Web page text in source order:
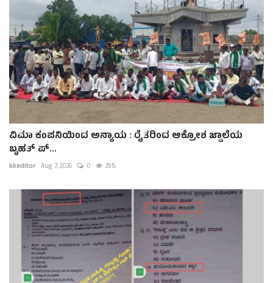
ವಿಮಾ ಕಂಪನಿಯಿಂದ ಅನ್ಯಾಯ : ರೈತರಿಂದ ಆಕ್ರೋಶ ಜ್ವಾಲೆಯ
ಬೃಹತ್ ಪ್...
kkeditor Aug 7, 2026 0 295